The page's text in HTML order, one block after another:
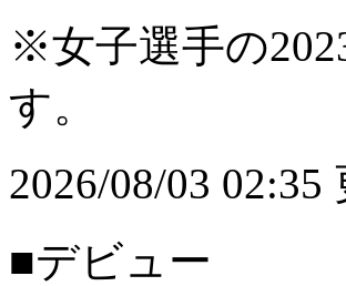
※女子選手の
す。
2026/08/03 02:35
■デビュー